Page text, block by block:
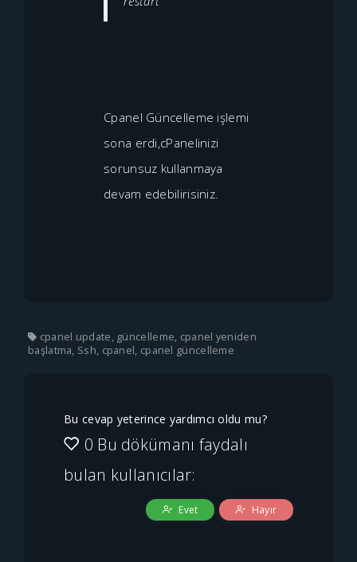
Cpanel Güncelleme işlemi
sona erdi,cPanelinizi
sorunsuz kullanmaya
devam edebilirisiniz.
cpanel update, güncelleme, cpanel yeniden
başlatma, Ssh, cpanel, cpanel güncelleme
Bu cevap yeterince yardımcı oldu mu?
0 Bu dökümanı faydalı
bulan kullanıcılar:
Evet Hayır